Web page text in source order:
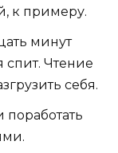
к примеру.
минут
спит. Чтение
себя.